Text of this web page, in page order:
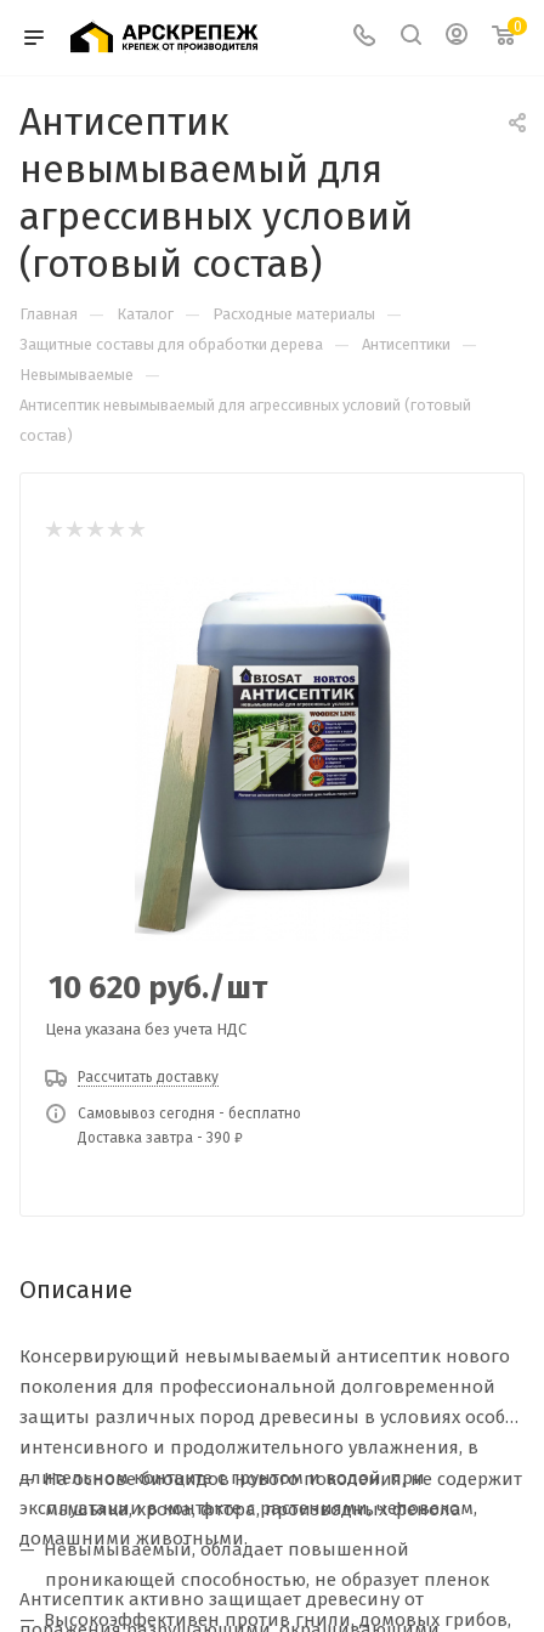
0
Антисептик
невымываемый для
агрессивных условий
(готовый состав)
Главная — Каталог — Расходные материалы —
Защитные составы для обработки дерева — Антисептики —
Невымываемые —
Антисептик невымываемый для агрессивных условий (готовый
состав)
10 620 руб./шт
Цена указана без учета НДС
Рассчитать доставку
Самовывоз сегодня - бесплатно
Доставка завтра - 390 ₽
Описание
Консервирующий невымываемый антисептик нового
поколения для профессиональной долговременной
защиты различных пород древесины в условиях особо
интенсивного и продолжительного увлажнения, в
длительном контакте с грунтом и водой, при
эксплуатации в контакте с растениями, человеком,
домашними животными.
Антисептик активно защищает древесину от
На основе биоцидов нового поколения, не содержит
мышьяка, хрома, фтора, производных фенола
Невымываемый, обладает повышенной
проникающей способностью, не образует пленок
Высокоэффективен против гнили, домовых грибов,